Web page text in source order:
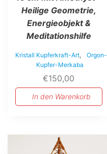
Heilige Geometrie,
Energieobjekt &
Meditationshilfe
Kristall Kupferkraft-Art,
Orgon-
Kupfer-Merkaba
€150,00
In den Warenkorb